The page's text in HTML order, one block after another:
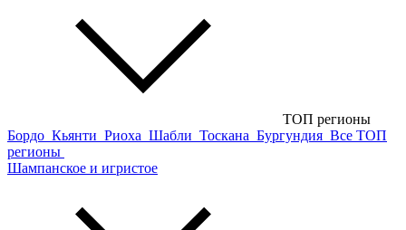
ТОП регионы
Бордо Кьянти Риоха Шабли Тоскана Бургундия Все ТОП
регионы
Шампанское и игристое